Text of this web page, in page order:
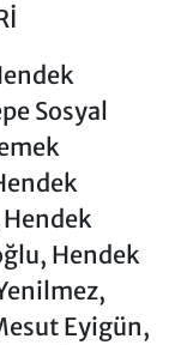
Sosyal
Hendek
Eyigün,